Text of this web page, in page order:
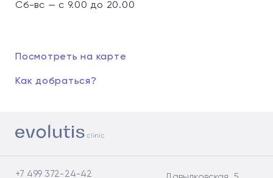
Сб-вс — с 9.00 до 20.00
Посмотреть на карте
Как добраться?
+7 499 372-24-42